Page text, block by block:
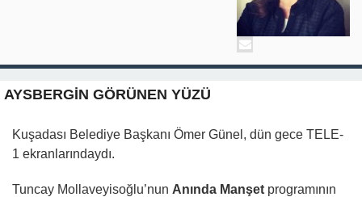
AYSBERGİN GÖRÜNEN YÜZÜ
Kuşadası Belediye Başkanı Ömer Günel, dün gece TELE-
1 ekranlarındaydı.
Tuncay Mollaveyisoğlu’nun Anında Manşet programının